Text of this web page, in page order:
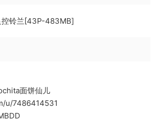
控铃兰[43P-483MB]
面饼仙儿
u/7486414531